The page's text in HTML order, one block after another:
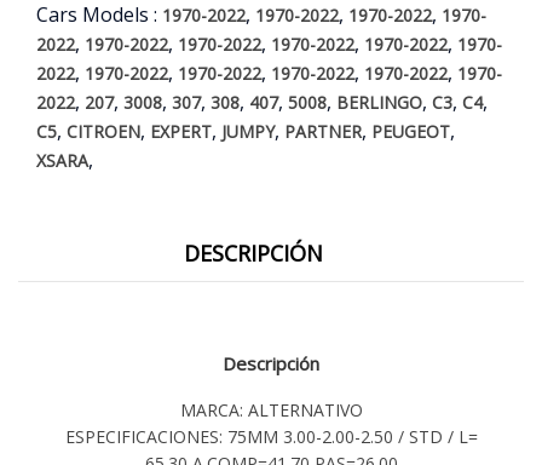
Cars Models : 1970-2022, 1970-2022, 1970-2022, 1970-
2022, 1970-2022, 1970-2022, 1970-2022, 1970-2022, 1970-
2022, 1970-2022, 1970-2022, 1970-2022, 1970-2022, 1970-
2022, 207, 3008, 307, 308, 407, 5008, BERLINGO, C3, C4,
C5, CITROEN, EXPERT, JUMPY, PARTNER, PEUGEOT,
XSARA,
DESCRIPCIÓN
Descripción
MARCA: ALTERNATIVO
ESPECIFICACIONES: 75MM 3.00-2.00-2.50 / STD / L=